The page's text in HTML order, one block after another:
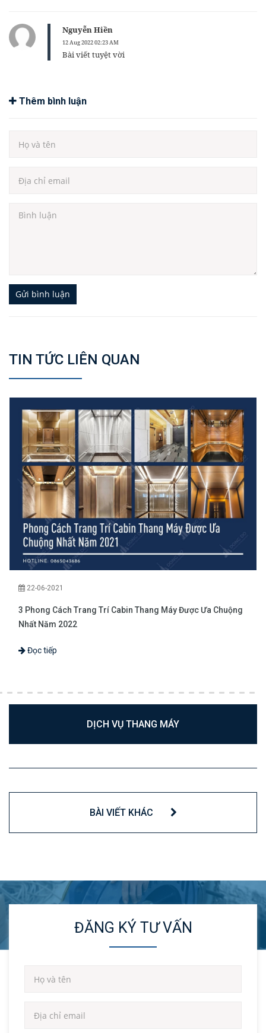
Nguyễn Hiền
12 Aug 2022 02:23 AM
Bài viết tuyệt vời
Thêm bình luận
Gửi bình luận
TIN TỨC LIÊN QUAN
22-06-2021
3 Phong Cách Trang Trí Cabin Thang Máy Được Ưa Chuộng
Nhất Năm 2022
Đọc tiếp
DỊCH VỤ THANG MÁY
BÀI VIẾT KHÁC
ĐĂNG KÝ TƯ VẤN